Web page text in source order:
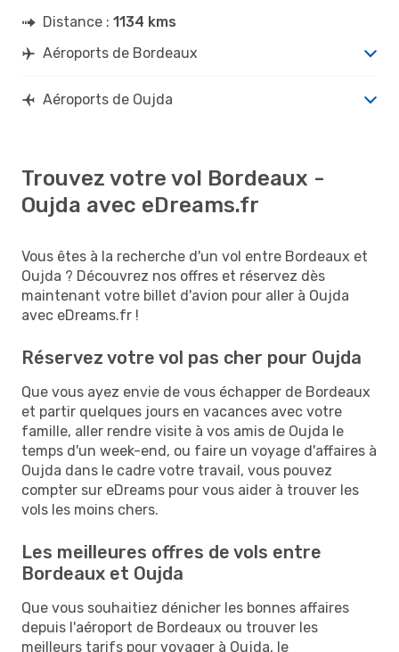
Distance : 1134 kms
Aéroports de Bordeaux
Aéroports de Oujda
Trouvez votre vol Bordeaux -
Oujda avec eDreams.fr
Vous êtes à la recherche d'un vol entre Bordeaux et
Oujda ? Découvrez nos offres et réservez dès
maintenant votre billet d'avion pour aller à Oujda
avec eDreams.fr !
Réservez votre vol pas cher pour Oujda
Que vous ayez envie de vous échapper de Bordeaux
et partir quelques jours en vacances avec votre
famille, aller rendre visite à vos amis de Oujda le
temps d'un week-end, ou faire un voyage d'affaires à
Oujda dans le cadre votre travail, vous pouvez
compter sur eDreams pour vous aider à trouver les
vols les moins chers.
Les meilleures offres de vols entre
Bordeaux et Oujda
Que vous souhaitiez dénicher les bonnes affaires
depuis l'aéroport de Bordeaux ou trouver les
meilleurs tarifs pour voyager à Oujda, le